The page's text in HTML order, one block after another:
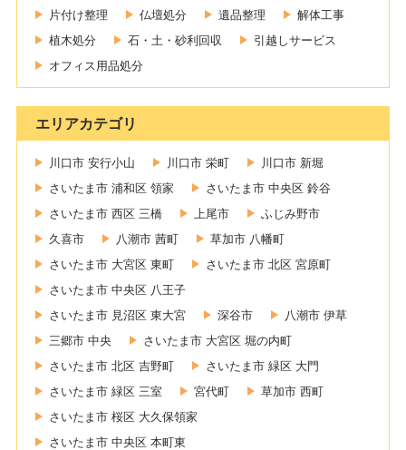
片付け整理 仏壇処分 遺品整理
解体工事
植木処分
石・土・砂利回収
引越しサービス
オフィス用品処分
エリアカテゴリ
川口市 安行小山 川口市 栄町
川口市 新堀
さいたま市 浦和区 領家
さいたま市 中央区 鈴谷
さいたま市 西区 三橋
上尾市
ふじみ野市
久喜市
八潮市 茜町
草加市 八幡町
さいたま市 大宮区 東町
さいたま市 北区 宮原町
さいたま市 中央区 八王子
さいたま市 見沼区 東大宮
深谷市
八潮市 伊草
三郷市 中央
さいたま市 大宮区 堀の内町
さいたま市 北区 吉野町
さいたま市 緑区 大門
さいたま市 緑区 三室
宮代町
草加市 西町
さいたま市 桜区 大久保領家
さいたま市 中央区 本町東